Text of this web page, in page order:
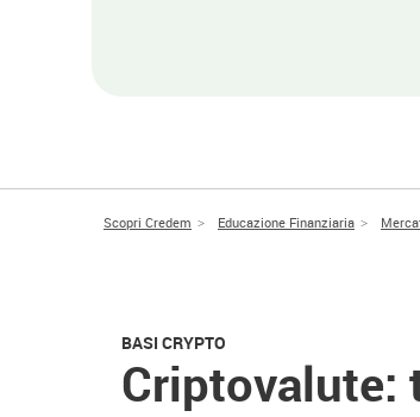
Scopri Credem Educazione Finanziaria
BASI CRYPTO
Criptovalute: